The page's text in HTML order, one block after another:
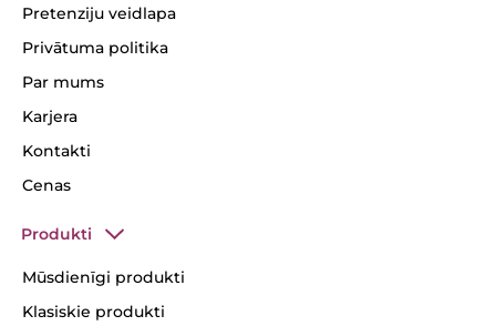
Pretenziju veidlapa
Privātuma politika
Par mums
Karjera
Kontakti
Cenas
Produkti
Mūsdienīgi produkti
Klasiskie produkti